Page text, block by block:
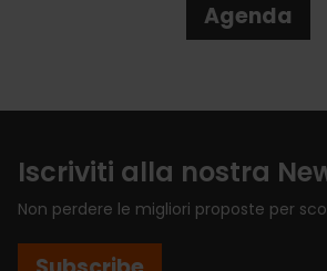
Agenda
Iscriviti alla nostra
Non perdere le migliori proposte per